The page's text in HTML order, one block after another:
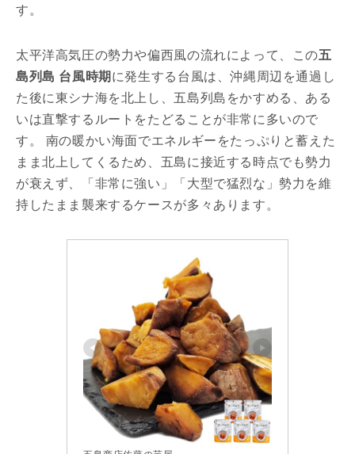
す。
太平洋高気圧の勢力や偏西風の流れによって、この五
島列島 台風時期 に発生する台風は、沖縄周辺を通過し
た後に東シナ海を北上し、五島列島をかすめる、ある
いは直撃するルートをたどることが非常に多いので
す。 南の暖かい海面でエネルギーをたっぷりと蓄えた
まま北上してくるため、五島に接近する時点でも勢力
が衰えず、「非常に強い」「大型で猛烈な」勢力を維
持したまま襲来するケースが多々あります。